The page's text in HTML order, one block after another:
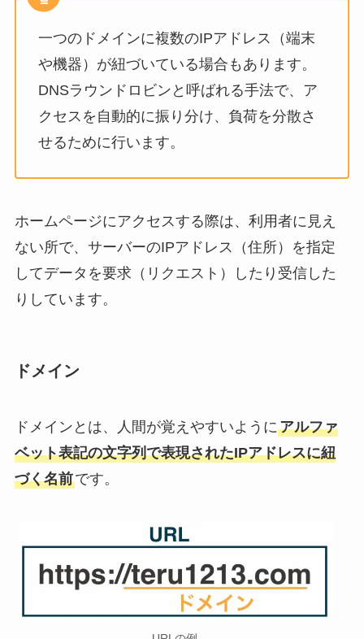
一つのドメインに複数のIPアドレス（端末
や機器）が紐づいている場合もあります。
DNSラウンドロビンと呼ばれる手法で、ア
クセスを自動的に振り分け、負荷を分散さ
せるために行います。
ホームページにアクセスする際は、利用者に見え
ない所で、サーバーのIPアドレス（住所）を指定
してデータを要求（リクエスト）したり受信した
りしています。
ドメイン
ドメインとは、人間が覚えやすいようにアルファ
ベット表記の文字列で表現されたIPアドレスに紐
づく名前です。